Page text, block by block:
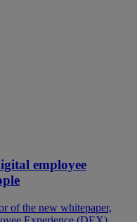
employee
of the new whitepaper,